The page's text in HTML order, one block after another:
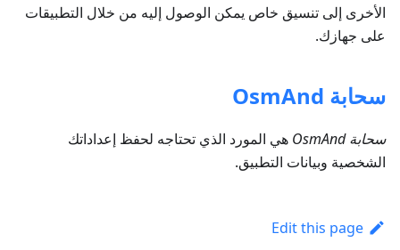
الأخرى إلى تنسيق خاص يمكن الوصول إليه من خلال التطبيقات
على جهازك.
سحابة OsmAnd
سحابة OsmAnd
هي المورد الذي تحتاجه لحفظ إعداداتك
الشخصية وبيانات التطبيق.
Edit this page